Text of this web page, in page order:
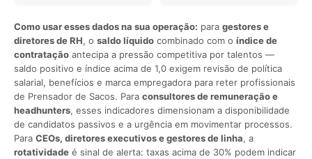
Como usar esses dados na sua operação: para gestores e
diretores de RH, o saldo líquido combinado com o índice de
contratação antecipa a pressão competitiva por talentos —
saldo positivo e índice acima de 1,0 exigem revisão de política
salarial, benefícios e marca empregadora para reter profissionais
de Prensador de Sacos. Para consultores de remuneração e
headhunters, esses indicadores dimensionam a disponibilidade
de candidatos passivos e a urgência em movimentar processos.
Para CEOs, diretores executivos e gestores de linha, a
rotatividade é sinal de alerta: taxas acima de 30% podem indicar